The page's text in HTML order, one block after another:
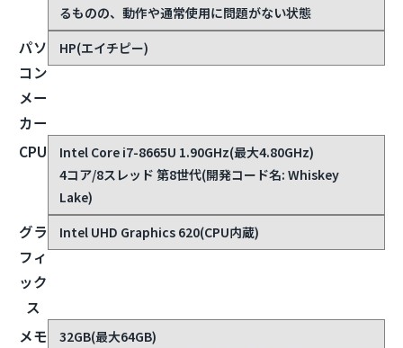
るものの、動作や通常使用に問題がない状態
パソ
コン
メー
カー
HP(エイチピー)
CPU
Intel Core i7-8665U 1.90GHz(最大4.80GHz)
4コア/8スレッド 第8世代(開発コード名: Whiskey
Lake)
グラ
フィ
ック
ス
Intel UHD Graphics 620(CPU内蔵)
メモ
32GB(最大64GB)